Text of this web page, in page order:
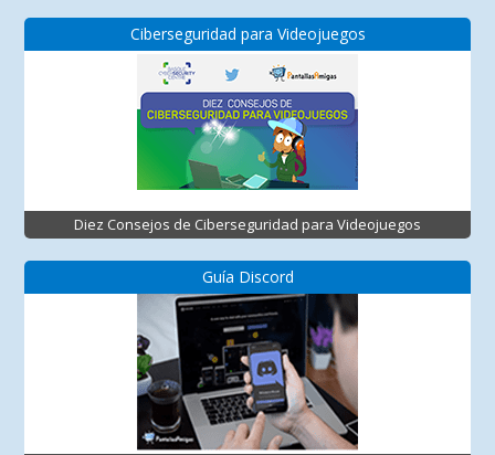
Ciberseguridad para Videojuegos
Diez Consejos de Ciberseguridad para Videojuegos
Guía Discord